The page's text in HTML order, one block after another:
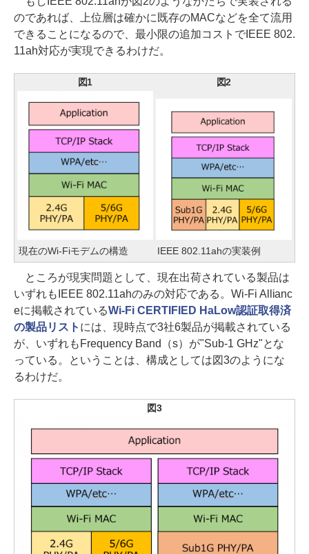
のであれば、上位層は確かに既存のMACなどを全て流用
できることになるので、最小限の追加コストでIEEE 802.
11ah対応が実現できるわけだ。
図1 図2
現在のWi-Fiモデムの構造 IEEE 802.11ahの実装例
ところが現実問題として、現在出荷されている製品は
いずれもIEEE 802.11ahのみの対応である。Wi-Fi Allianc
eに掲載されているWi-Fi CERTIFIED HaLow認証取得済
の製品リスト には、現時点で3社6製品が掲載されている
が、いずれもFrequency Band（s）が"Sub-1 GHz"とな
っている。ということは、構成としては図3のようにな
るわけだ。
図3